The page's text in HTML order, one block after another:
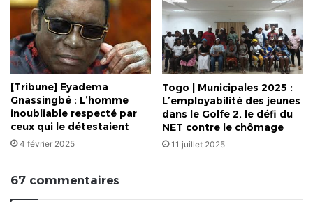
[Tribune] Eyadema
Gnassingbé : L’homme
inoubliable respecté par
ceux qui le détestaient
4 février 2025
Togo | Municipales 2025 :
L’employabilité des jeunes
dans le Golfe 2, le défi du
NET contre le chômage
11 juillet 2025
67 commentaires